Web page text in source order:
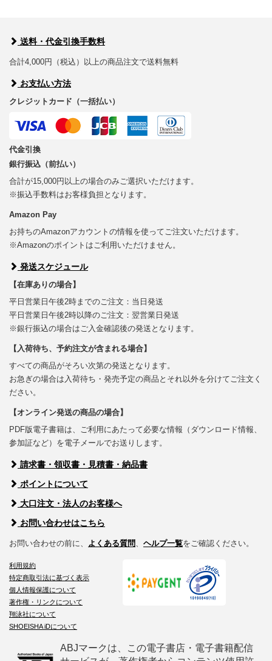
送料・代金引換手数料
合計4,000円（税込）以上の商品注文で送料無料
お支払い方法
クレジットカード（一括払い）
代金引換
銀行振込（前払い）
合計が15,000円以上の場合のみご選択いただけます。
※振込手数料はお客様負担となります。
Amazon Pay
お持ちのAmazonアカウントの情報を使ってご注文いただけます。
※Amazonのポイントはご利用いただけません。
発送スケジュール
【在庫ありの場合】
平日営業日午後2時までのご注文：当日発送
平日営業日午後2時以降のご注文：翌営業日発送
※銀行振込の場合はご入金確認後の発送となります。
【入荷待ち、予約注文が含まれる場合】
すべての商品がそろい次第の発送となります。
お急ぎの場合は入荷待ち・発売予定の商品とそれ以外を分けてご注文く
ださい。
【オンライン発送の商品の場合】
PDF版電子書籍は、ご利用にあたって必要な情報（ダウンロード情報、
参加証など）を電子メールでお送りします。
請求書・領収書・見積書・納品書
ポイントについて
大口注文・法人のお客様へ
お問い合わせはこちら
お問い合わせの前に、 よくある質問、 ヘルプ一覧をご確認ください。
利用規約
特定商取引法に基づく表示
個人情報保護について
著作権・リンクについて
翔泳社について
SHOEISHA iDについて
ABJマークは、この電子書店・電子書籍配信